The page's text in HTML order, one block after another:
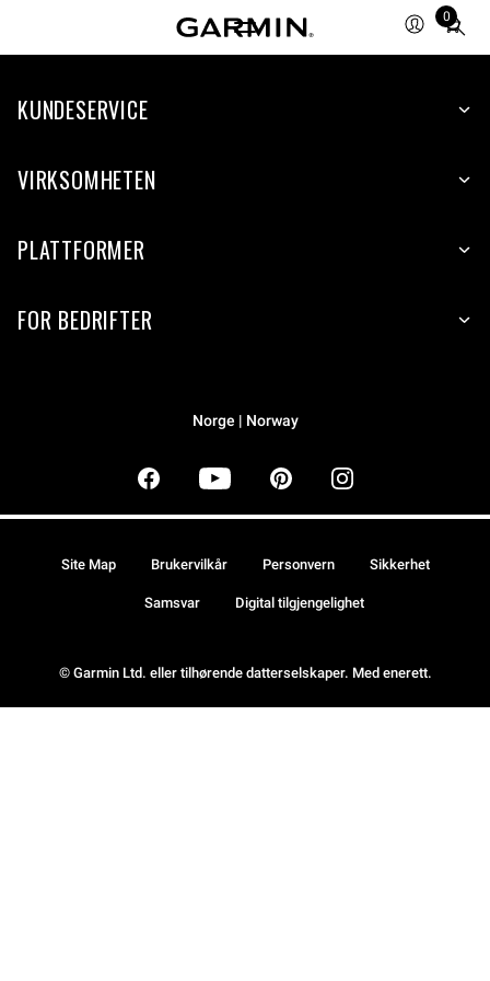
0
Total
items
cart:
KUNDESERVICE
VIRKSOMHETEN
PLATTFORMER
FOR BEDRIFTER
Norge | Norway
© Garmin Ltd. eller tilhørende datterselskaper. Med enerett.
Site Map Brukervilkår Personvern Sikkerhet
Samsvar Digital tilgjengelighet